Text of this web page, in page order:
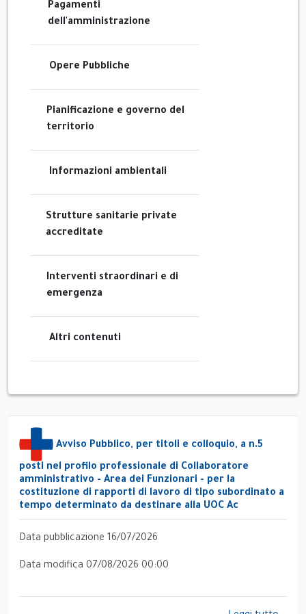
Pagamenti
dell'amministrazione
Opere Pubbliche
Pianificazione e governo del
territorio
Informazioni ambientali
Strutture sanitarie private
accreditate
Interventi straordinari e di
emergenza
Altri contenuti
Avviso Pubblico, per titoli e colloquio, a n.5
posti nel profilo professionale di Collaboratore
amministrativo - Area dei Funzionari - per la
costituzione di rapporti di lavoro di tipo subordinato a
tempo determinato da destinare alla UOC Ac
Data pubblicazione 16/07/2026
Data modifica 07/08/2026 00:00